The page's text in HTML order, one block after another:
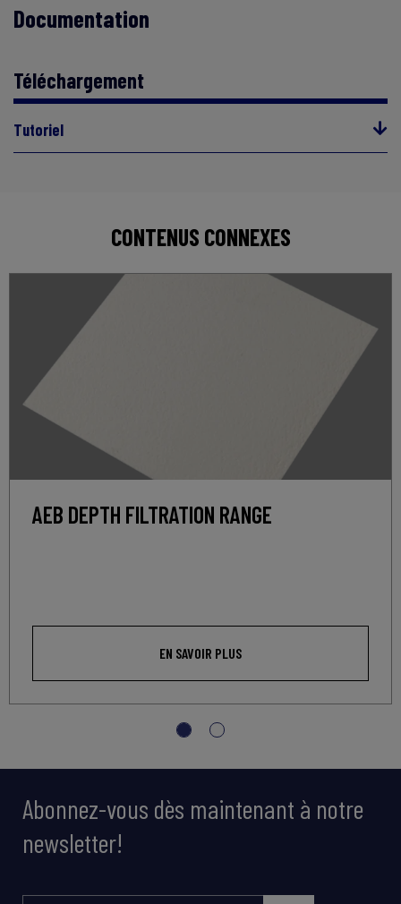
Documentation
Téléchargement
Tutoriel
CONTENUS CONNEXES
AEB DEPTH FILTRATION RANGE
EN SAVOIR PLUS
Abonnez-vous dès maintenant à notre
newsletter!